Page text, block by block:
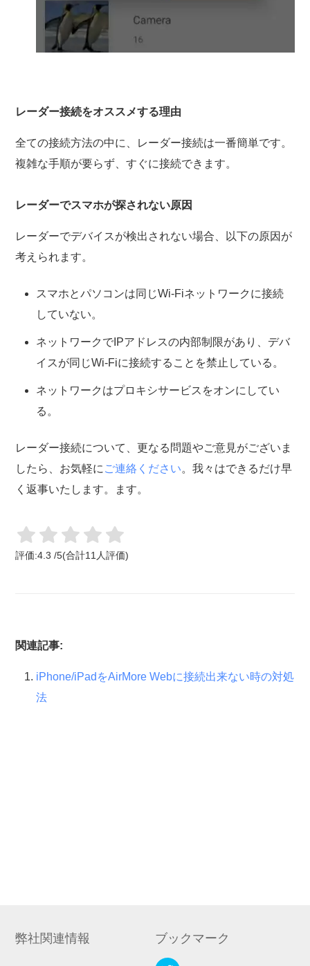
レーダー接続をオススメする理由
全ての接続方法の中に、レーダー接続は一番簡単です。
複雑な手順が要らず、すぐに接続できます。
レーダーでスマホが探されない原因
レーダーでデバイスが検出されない場合、以下の原因が
考えられます。
スマホとパソコンは同じWi-Fiネットワークに接続
していない。
ネットワークでIPアドレスの内部制限があり、デバ
イスが同じWi-Fiに接続することを禁止している。
ネットワークはプロキシサービスをオンにしてい
る。
レーダー接続について、更なる問題やご意見がございま
したら、お気軽に ご連絡ください。我々はできるだけ早
く返事いたします。ます。
評価:4.3 /5(合計11 人評価)
関連記事:
iPhone/iPadをAirMore Webに接続出来ない時の対処
法
弊社関連情報 ブックマーク